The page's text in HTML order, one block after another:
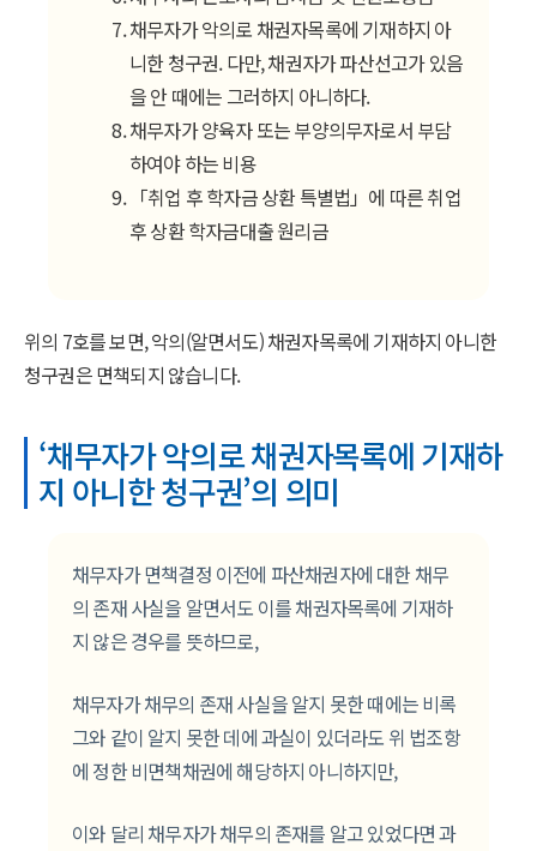
채무자가 악의로 채권자목록에 기재하지 아
니한 청구권. 다만, 채권자가 파산선고가 있음
을 안 때에는 그러하지 아니하다.
채무자가 양육자 또는 부양의무자로서 부담
하여야 하는 비용
「취업 후 학자금 상환 특별법」에 따른 취업
후 상환 학자금대출 원리금
위의 7호를 보면, 악의(알면서도) 채권자목록에 기재하지 아니한
청구권은 면책되지 않습니다.
‘채무자가 악의로 채권자목록에 기재하
지 아니한 청구권’의 의미
채무자가 면책결정 이전에 파산채권자에 대한 채무
의 존재 사실을 알면서도 이를 채권자목록에 기재하
지 않은 경우를 뜻하므로,
채무자가 채무의 존재 사실을 알지 못한 때에는 비록
그와 같이 알지 못한 데에 과실이 있더라도 위 법조항
에 정한 비면책채권에 해당하지 아니하지만,
이와 달리 채무자가 채무의 존재를 알고 있었다면 과